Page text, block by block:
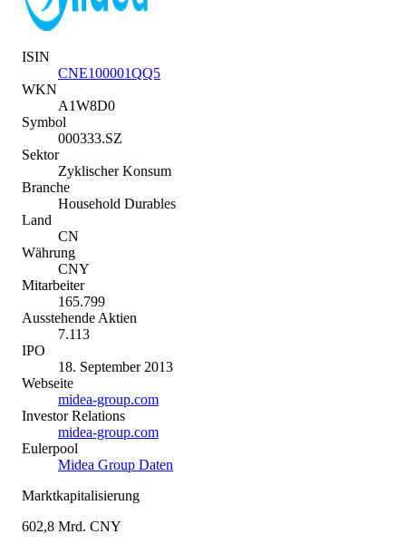
ISIN
CNE100001QQ5
WKN
A1W8D0
Symbol
000333.SZ
Sektor
Zyklischer Konsum
Branche
Household Durables
Land
CN
Währung
CNY
Mitarbeiter
165.799
Ausstehende Aktien
7.113
IPO
18. September 2013
Webseite
midea-group.com
Investor Relations
midea-group.com
Eulerpool
Midea Group Daten
Marktkapitalisierung
602,8 Mrd. CNY